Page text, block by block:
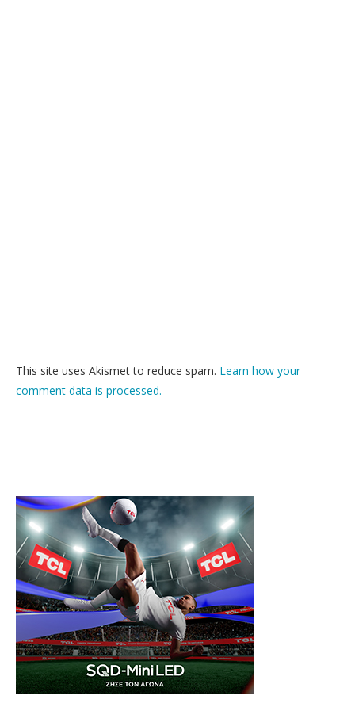
This site uses Akismet to reduce spam. Learn how your
comment data is processed.